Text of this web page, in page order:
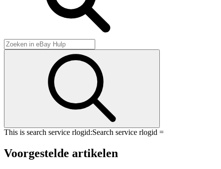
This is search service rlogid:Search service rlogid =
Voorgestelde artikelen